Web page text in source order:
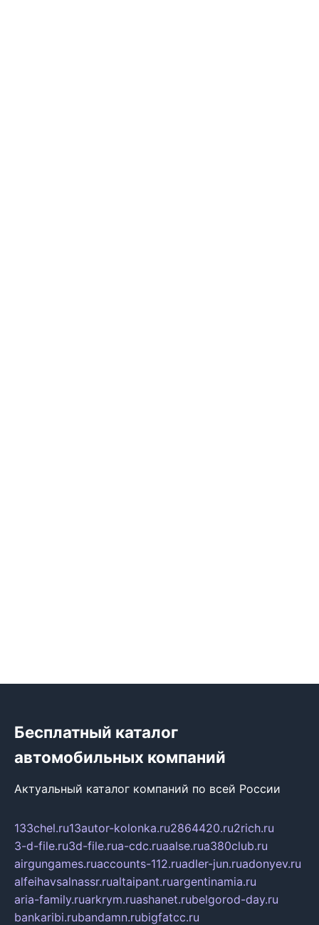
Бесплатный каталог
автомобильных компаний
Актуальный каталог компаний по всей России
133chel.ru13autor-kolonka.ru2864420.ru2rich.ru
3-d-file.ru3d-file.rua-cdc.ruaalse.rua380club.ru
airgungames.ruaccounts-112.ruadler-jun.ruadonyev.ru
alfeihavsalnassr.rualtaipant.ruargentinamia.ru
aria-family.ruarkrym.ruashanet.rubelgorod-day.ru
bankaribi.rubandamn.rubigfatcc.ru